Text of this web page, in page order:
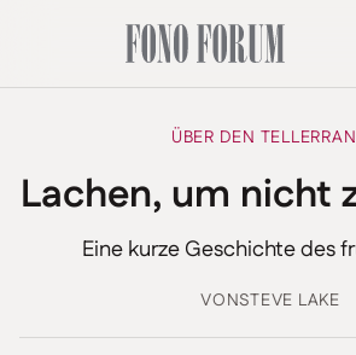
ÜBER DEN
Lachen, um nicht
Eine kurze Geschichte des
VONSTEVE LAKE